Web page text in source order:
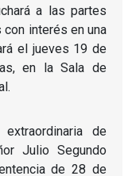
a las partes
interés en una
el jueves 19 de
en la Sala de
de
Julio Segundo
de 28 de